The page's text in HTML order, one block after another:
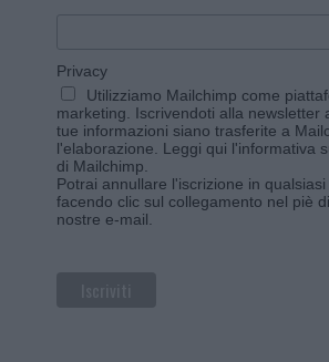
Privacy
Utilizziamo Mailchimp come
marketing. Iscrivendoti alla newsletter
tue informazioni siano trasferite a
l'elaborazione. Leggi qui l'informativa
di Mailchimp
Potrai annullare l'iscrizione in
facendo clic sul collegamento nel piè
nostre e-mail.